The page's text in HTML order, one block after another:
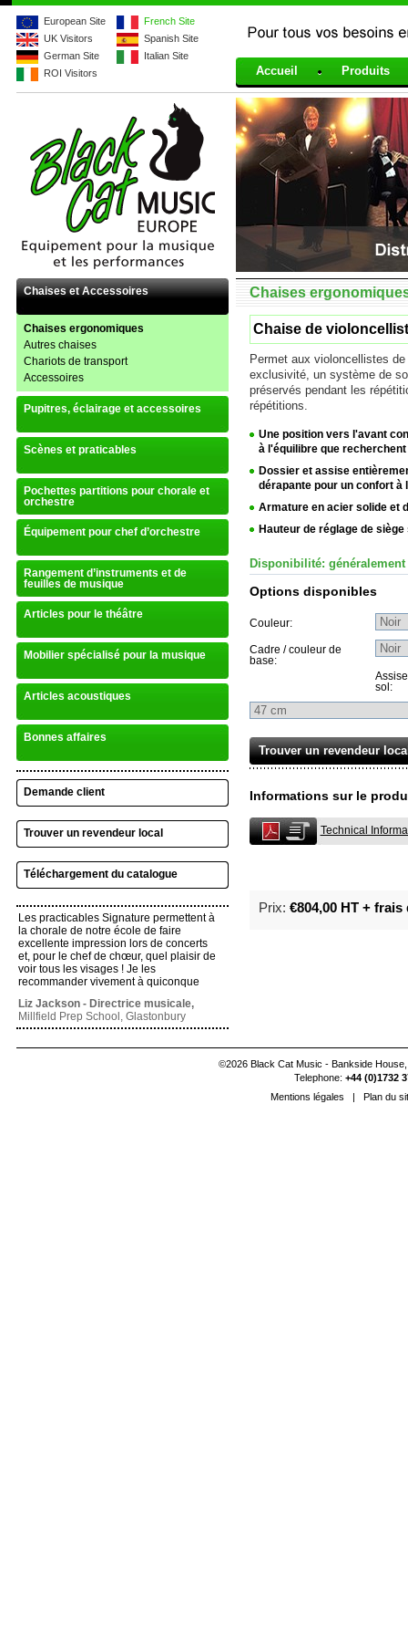
European Site
UK Visitors
German Site
ROI Visitors
French Site
Spanish Site
Italian Site
901324
Accueil Produits
Chaises
Chaise de
Permet aux violoncellistes
exclusivité, un système de
préservés pendant les
répétitions.
Une position vers l'avant
à l'équilibre que
Dossier et assise
dérapante pour un confort à
Armature en acier solide et
Hauteur de réglage de
Disponibilité: généralement
Options disponibles
Couleur:
Cadre / couleur de
base:
sol:
Trouver un revendeur
Informations sur le
Technical
Prix: €804,00 HT +
Chaises et Accessoires
Chaises ergonomiques
Autres chaises
Chariots de transport
Accessoires
Pupitres, éclairage et accessoires
Scènes et praticables
Pochettes partitions pour chorale et
orchestre
Équipement pour chef d’orchestre
Rangement d’instruments et de
feuilles de musique
Articles pour le théâtre
Mobilier spécialisé pour la musique
Articles acoustiques
Bonnes affaires
Demande client
Trouver un revendeur local
Téléchargement du catalogue
Les practicables Signature permettent à
la chorale de notre école de faire
excellente impression lors de concerts
et, pour le chef de chœur, quel plaisir de
voir tous les visages ! Je les
recommander vivement à quiconque
Liz Jackson - Directrice musicale,
Millfield Prep School, Glastonbury
©2026 Black Cat Music - Bankside
Telephone: +44 (0)1732
Mentions légales | Plan du